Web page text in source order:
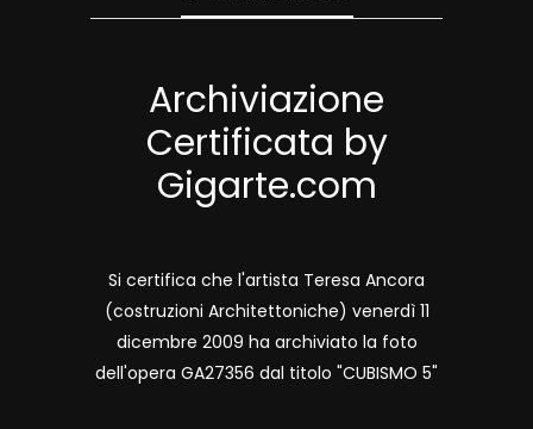
Archiviazione
Certificata by
Gigarte.com
Si certifica che l'artista Teresa Ancora
(costruzioni Architettoniche) venerdì 11
dicembre 2009 ha archiviato la foto
dell'opera GA27356 dal titolo "CUBISMO 5"